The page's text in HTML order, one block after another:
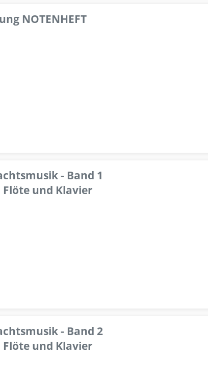
NOTENHEFT
- Band 1
und Klavier
- Band 2
und Klavier